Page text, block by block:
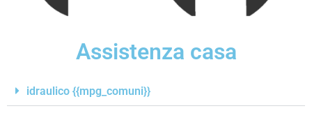
Assistenza casa
idraulico {{mpg_comuni}}